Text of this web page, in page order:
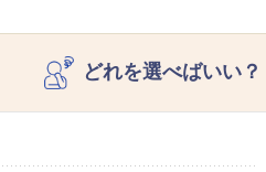
どれを選べばいい？